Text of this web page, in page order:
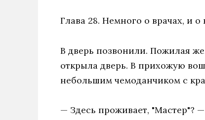
Глава 28. Немного о врачах, и о
В дверь позвонили. Пожилая
открыла дверь. В прихожую
небольшим чемоданчиком с
— Здесь проживает, "Мастер"?